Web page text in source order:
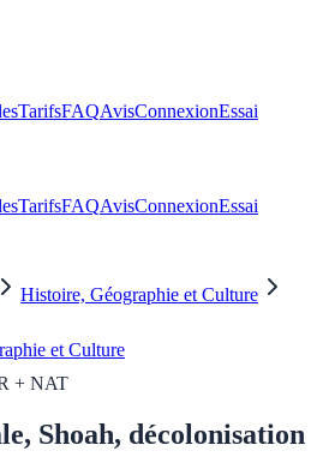
TarifsFAQAvisConnexionEssai
TarifsFAQAvisConnexionEssai
Histoire, Géographie et Culture
et Culture
+ NAT
Shoah, décolonisation